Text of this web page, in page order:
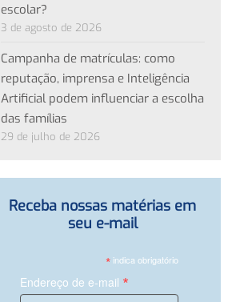
escolar?
3 de agosto de 2026
Campanha de matrículas: como
reputação, imprensa e Inteligência
Artificial podem influenciar a escolha
das famílias
29 de julho de 2026
Receba nossas matérias em
seu e-mail
* indica obrigatório
Endereço de e-mail *